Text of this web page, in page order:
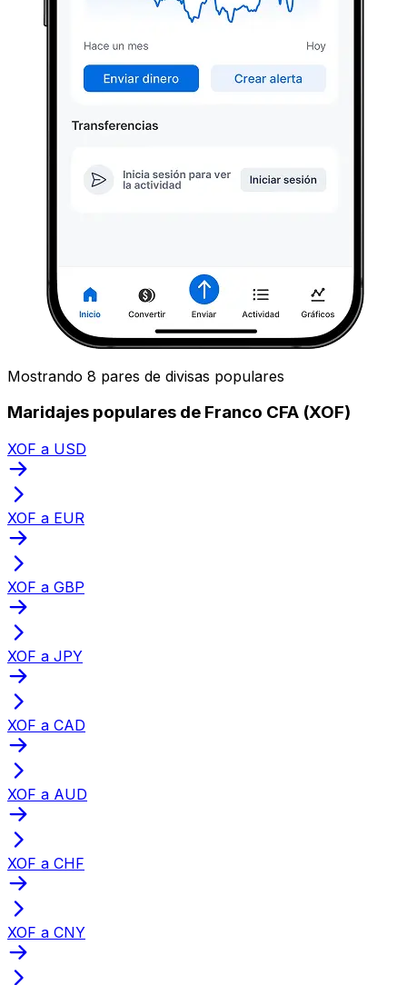
Mostrando 8 pares de divisas populares
Maridajes populares de Franco CFA (XOF)
XOF a USD
XOF a EUR
XOF a GBP
XOF a JPY
XOF a CAD
XOF a AUD
XOF a CHF
XOF a CNY